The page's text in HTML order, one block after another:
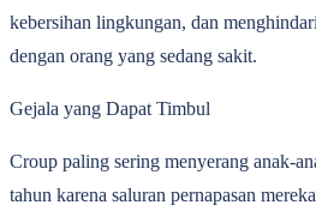
kebersihan lingkungan, dan
dengan orang yang sedang sakit.
Gejala yang Dapat Timbul
Croup paling sering menyerang anak-
tahun karena saluran pernapasan